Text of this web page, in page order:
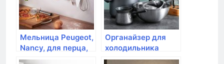
Мельница Peugeot,
Nancy, для перца,
12 см, акрил
Органайзер для
холодильника
Rotho, LOFT, 3.1л,